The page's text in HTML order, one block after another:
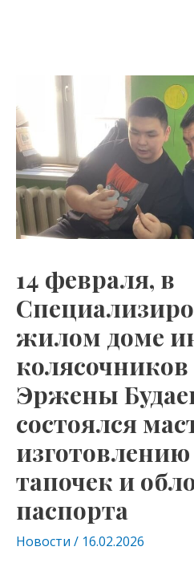
14 февраля, в
жилом доме
Эржены
состоялся
тапочек и
паспорта
Новости / 16.02.2026